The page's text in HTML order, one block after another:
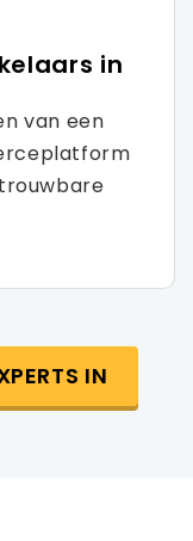
in
van een
IN